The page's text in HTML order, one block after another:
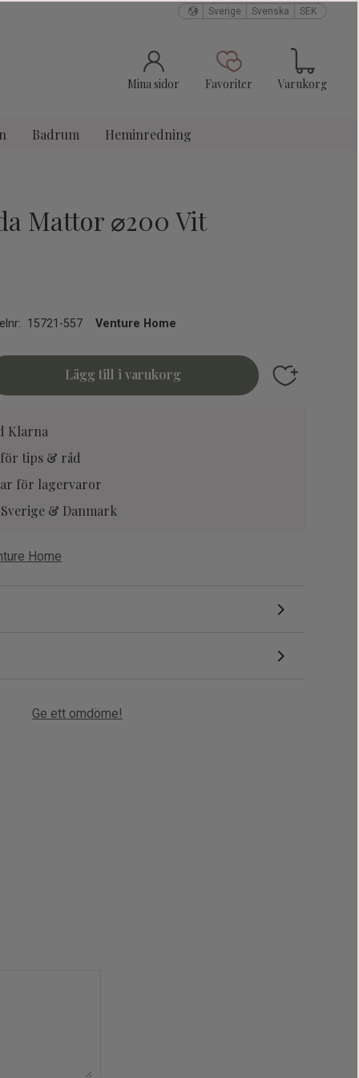
Sverige Svenska SEK
Mina sidor Favoriter
Favoriter Varukorg
Badrum Heminredning
Mattor ⌀200 Vit
Lägg till i
Klarna
tips & råd
för lagervaror
& Danmark
15721-557 Venture Home
Home
Ge ett omdöme!